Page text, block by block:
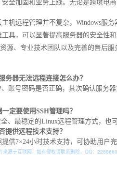
全加固和业务上线。无论是跨境电
机远程管理并不复杂，Windows服
具，可以显著提高服务器的安全性
源、专业技术团队以及完善的售后
务器无法远程连接怎么办？
账号密码是否正确，其次确认服务
定要使用SSH管理吗？
、最稳定的Linux远程管理方式，也
提供远程技术支持？
供7×24小时技术支持，可协助用户
来源于互联网，如有侵权请联系删除，QQ：